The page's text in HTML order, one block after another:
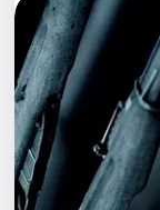
Выставки
Квесты
Экскурсии
Спорт